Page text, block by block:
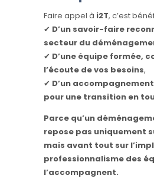
Faire appel à i2T, c’est
✔ D’un savoir-faire
secteur du
✔ D’une équipe formée,
l’écoute de vos besoins,
✔ D’un
pour une transition en
Parce qu’un
repose pas uniquement
mais avant tout sur
professionnalisme des
l’accompagnent.